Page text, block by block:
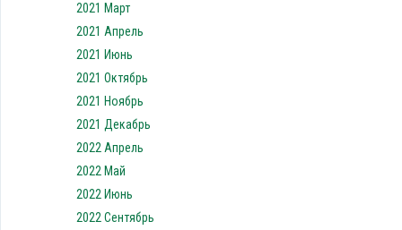
2021 Март
2021 Апрель
2021 Июнь
2021 Октябрь
2021 Ноябрь
2021 Декабрь
2022 Апрель
2022 Май
2022 Июнь
2022 Сентябрь